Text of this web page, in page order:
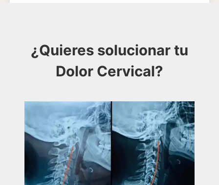
¿Quieres solucionar tu
Dolor Cervical?